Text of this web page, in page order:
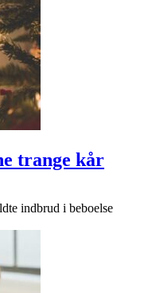
trange kår
indbrud i beboelse